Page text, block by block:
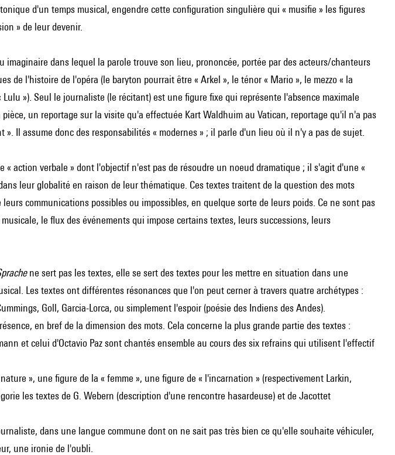
d'un temps musical, engendre cette configuration singulière qui « musifie » les figures
» de leur devenir.
imaginaire dans lequel la parole trouve son lieu, prononcée, portée par des acteurs/chanteurs
de l'histoire de l'opéra (le baryton pourrait être « Arkel », le ténor « Mario », le mezzo « la
»). Seul le journaliste (le récitant) est une figure fixe qui représente l'absence maximale
un reportage sur la visite qu'a effectuée Kart Waldhuim au Vatican, reportage qu'il n'a pas
Il assume donc des responsabilités « modernes » ; il parle d'un lieu où il n'y a pas de sujet.
« action verbale » dont l'objectif n'est pas de résoudre un noeud dramatique ; il s'agit d'une «
leur globalité en raison de leur thématique. Ces textes traitent de la question des mots
communications possibles ou impossibles, en quelque sorte de leurs poids. Ce ne sont pas
le flux des événements qui impose certains textes, leurs successions, leurs
ne sert pas les textes, elle se sert des textes pour les mettre en situation dans une
Les textes ont différentes résonances que l'on peut cerner à travers quatre archétypes :
Goll, Garcia-Lorca, ou simplement l'espoir (poésie des Indiens des Andes).
en bref de la dimension des mots. Cela concerne la plus grande partie des textes :
et celui d'Octavio Paz sont chantés ensemble au cours des six refrains qui utilisent l'effectif
», une figure de la « femme », une figure de « l'incarnation » (respectivement Larkin,
les textes de G. Webern (description d'une rencontre hasardeuse) et de Jacottet
dans une langue commune dont on ne sait pas très bien ce qu'elle souhaite véhiculer,
une ironie de l'oubli.